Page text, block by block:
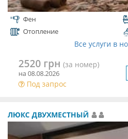
Фен
Отопление
Все услуги в
2520 грн (за номер)
на 08.08.2026
Под запрос
ЛЮКС ДВУХМЕСТНЫЙ